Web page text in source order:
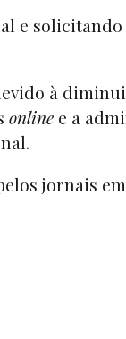
e solicitando
à
online e a
jornais